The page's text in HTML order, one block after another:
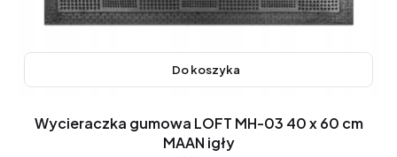
Do koszyka
Wycieraczka gumowa LOFT MH-03 40 x 60 cm
MAAN igły